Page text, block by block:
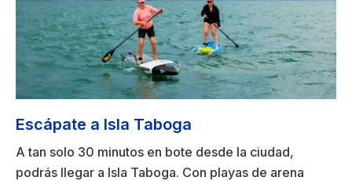
Escápate a Isla Taboga
A tan solo 30 minutos en bote desde la ciudad,
podrás llegar a Isla Taboga. Con playas de arena